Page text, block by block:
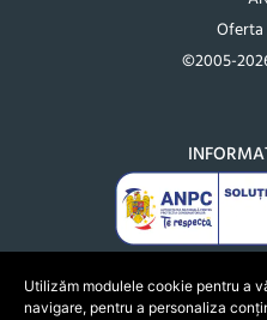
©2005-
Utilizăm modulele cookie pentru a
navigare, pentru a personaliza